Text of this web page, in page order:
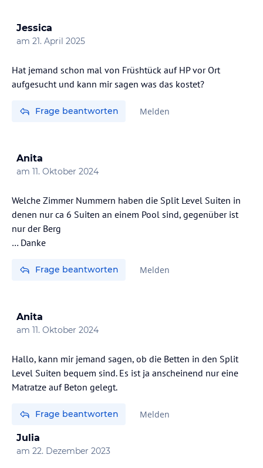
Jessica
am 21. April 2025
Hat jemand schon mal von Früshtück auf HP vor Ort
aufgesucht und kann mir sagen was das kostet?
Frage beantworten Melden
Anita
am 11. Oktober 2024
Welche Zimmer Nummern haben die Split Level Suiten in
denen nur ca 6 Suiten an einem Pool sind, gegenüber ist
nur der Berg
Frage beantworten Melden
Anita
am 11. Oktober 2024
Hallo, kann mir jemand sagen, ob die Betten in den Split
Level Suiten bequem sind. Es ist ja anscheinend nur eine
Matratze auf Beton gelegt.
Frage beantworten Melden
Julia
am 22. Dezember 2023